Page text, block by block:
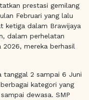
prestasi gemilang
Februari yang lalu
ketiga dalam Brawijaya
dalam perhelatan
2026, mereka berhasil
tanggal 2 sampai 6 Juni
kategori yang
dewasa. SMP